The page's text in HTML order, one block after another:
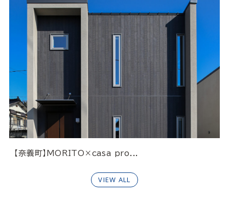
【奈義町】MORITO×casa pro...
VIEW ALL